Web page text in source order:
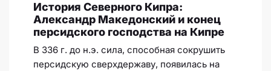
История Северного Кипра:
Александр Македонский и конец
персидского господства на Кипре
В 336 г. до н.э. сила, способная сокрушить
персидскую сверхдержаву, появилась на